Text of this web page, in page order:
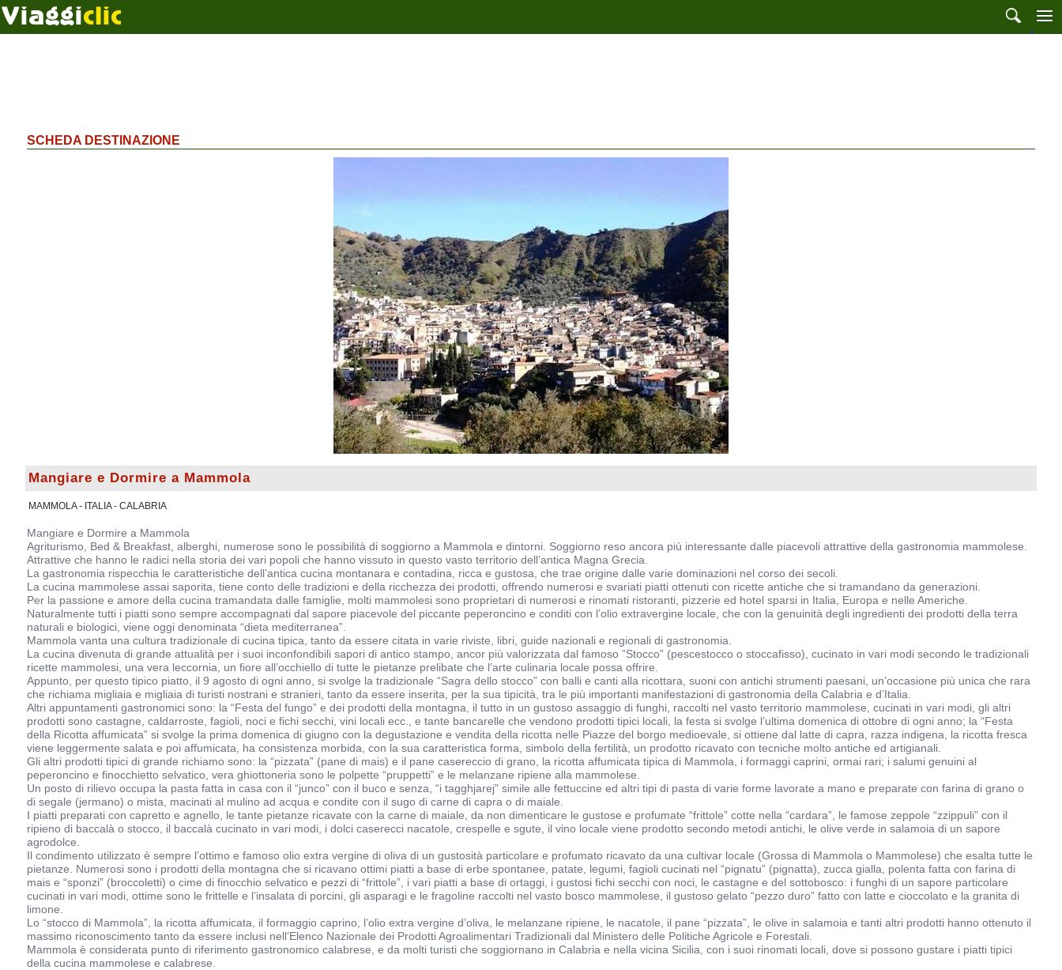
SCHEDA DESTINAZIONE
Mangiare e Dormire a Mammola
MAMMOLA - ITALIA - CALABRIA
Mangiare e Dormire a Mammola
Agriturismo, Bed & Breakfast, alberghi, numerose sono le possibilità di soggiorno a Mammola e dintorni. Soggiorno reso ancora più interessante dalle piacevoli attrattive della gastronomia mammolese.
Attrattive che hanno le radici nella storia dei vari popoli che hanno vissuto in questo vasto territorio dell’antica Magna Grecia.
La gastronomia rispecchia le caratteristiche dell’antica cucina montanara e contadina, ricca e gustosa, che trae origine dalle varie dominazioni nel corso dei secoli.
La cucina mammolese assai saporita, tiene conto delle tradizioni e della ricchezza dei prodotti, offrendo numerosi e svariati piatti ottenuti con ricette antiche che si tramandano da generazioni.
Per la passione e amore della cucina tramandata dalle famiglie, molti mammolesi sono proprietari di numerosi e rinomati ristoranti, pizzerie ed hotel sparsi in Italia, Europa e nelle Americhe.
Naturalmente tutti i piatti sono sempre accompagnati dal sapore piacevole del piccante peperoncino e conditi con l’olio extravergine locale, che con la genuinità degli ingredienti dei prodotti della terra
naturali e biologici, viene oggi denominata “dieta mediterranea”.
Mammola vanta una cultura tradizionale di cucina tipica, tanto da essere citata in varie riviste, libri, guide nazionali e regionali di gastronomia.
La cucina divenuta di grande attualità per i suoi inconfondibili sapori di antico stampo, ancor più valorizzata dal famoso ”Stocco” (pescestocco o stoccafisso), cucinato in vari modi secondo le tradizionali
ricette mammolesi, una vera leccornia, un fiore all’occhiello di tutte le pietanze prelibate che l’arte culinaria locale possa offrire.
Appunto, per questo tipico piatto, il 9 agosto di ogni anno, si svolge la tradizionale “Sagra dello stocco” con balli e canti alla ricottara, suoni con antichi strumenti paesani, un’occasione più unica che rara
che richiama migliaia e migliaia di turisti nostrani e stranieri, tanto da essere inserita, per la sua tipicità, tra le più importanti manifestazioni di gastronomia della Calabria e d’Italia.
Altri appuntamenti gastronomici sono: la “Festa del fungo” e dei prodotti della montagna, il tutto in un gustoso assaggio di funghi, raccolti nel vasto territorio mammolese, cucinati in vari modi, gli altri
prodotti sono castagne, caldarroste, fagioli, noci e fichi secchi, vini locali ecc., e tante bancarelle che vendono prodotti tipici locali, la festa si svolge l’ultima domenica di ottobre di ogni anno; la “Festa
della Ricotta affumicata” si svolge la prima domenica di giugno con la degustazione e vendita della ricotta nelle Piazze del borgo medioevale, si ottiene dal latte di capra, razza indigena, la ricotta fresca
viene leggermente salata e poi affumicata, ha consistenza morbida, con la sua caratteristica forma, simbolo della fertilità, un prodotto ricavato con tecniche molto antiche ed artigianali.
Gli altri prodotti tipici di grande richiamo sono: la “pizzata” (pane di mais) e il pane casereccio di grano, la ricotta affumicata tipica di Mammola, i formaggi caprini, ormai rari; i salumi genuini al
peperoncino e finocchietto selvatico, vera ghiottoneria sono le polpette “pruppetti” e le melanzane ripiene alla mammolese.
Un posto di rilievo occupa la pasta fatta in casa con il “junco” con il buco e senza, “i tagghjarej” simile alle fettuccine ed altri tipi di pasta di varie forme lavorate a mano e preparate con farina di grano o
di segale (jermano) o mista, macinati al mulino ad acqua e condite con il sugo di carne di capra o di maiale.
I piatti preparati con capretto e agnello, le tante pietanze ricavate con la carne di maiale, da non dimenticare le gustose e profumate “frittole” cotte nella “cardara”, le famose zeppole “zzippuli” con il
ripieno di baccalà o stocco, il baccalà cucinato in vari modi, i dolci caserecci nacatole, crespelle e sgute, il vino locale viene prodotto secondo metodi antichi, le olive verde in salamoia di un sapore
agrodolce.
Il condimento utilizzato è sempre l’ottimo e famoso olio extra vergine di oliva di un gustosità particolare e profumato ricavato da una cultivar locale (Grossa di Mammola o Mammolese) che esalta tutte le
pietanze. Numerosi sono i prodotti della montagna che si ricavano ottimi piatti a base di erbe spontanee, patate, legumi, fagioli cucinati nel “pignatu” (pignatta), zucca gialla, polenta fatta con farina di
mais e “sponzi” (broccoletti) o cime di finocchio selvatico e pezzi di “frittole”, i vari piatti a base di ortaggi, i gustosi fichi secchi con noci, le castagne e del sottobosco: i funghi di un sapore particolare
cucinati in vari modi, ottime sono le frittelle e l’insalata di porcini, gli asparagi e le fragoline raccolti nel vasto bosco mammolese, il gustoso gelato “pezzo duro” fatto con latte e cioccolato e la granita di
limone.
Lo “stocco di Mammola”, la ricotta affumicata, il formaggio caprino, l’olio extra vergine d’oliva, le melanzane ripiene, le nacatole, il pane “pizzata”, le olive in salamoia e tanti altri prodotti hanno ottenuto il
massimo riconoscimento tanto da essere inclusi nell’Elenco Nazionale dei Prodotti Agroalimentari Tradizionali dal Ministero delle Politiche Agricole e Forestali.
Mammola è considerata punto di riferimento gastronomico calabrese, e da molti turisti che soggiornano in Calabria e nella vicina Sicilia, con i suoi rinomati locali, dove si possono gustare i piatti tipici
della cucina mammolese e calabrese.